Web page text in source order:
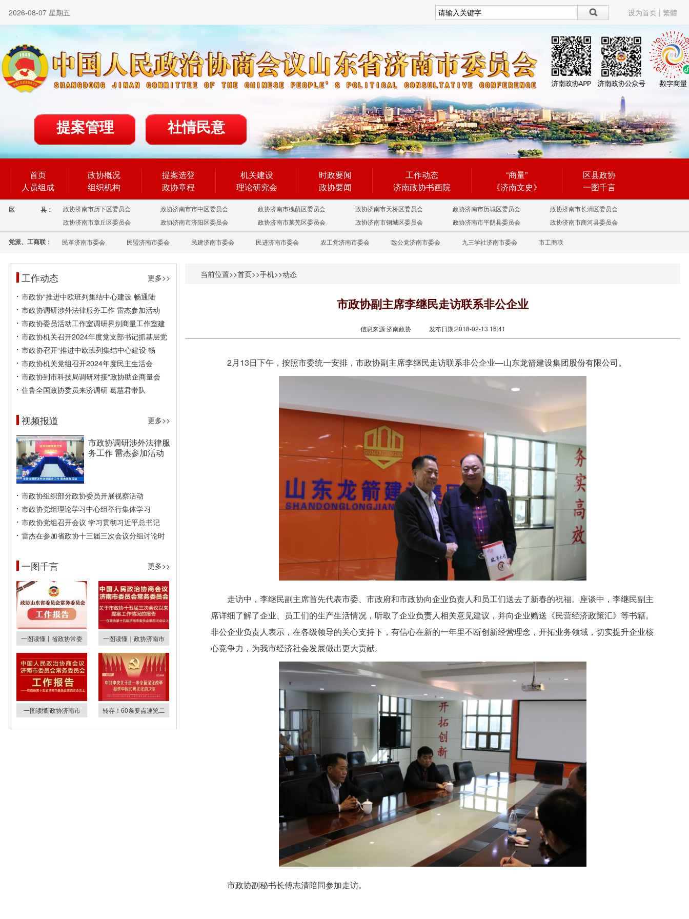
2026-08-07 星期五 设为首页 | 繁體
提案管理 社情民意
首页
人员组成
政协概况
组织机构
提案选登
政协章程
机关建设
理论研究会
时政要闻
政协要闻
工作动态
济南政协书画院
“商量”
《济南文史》
区县政协
一图千言
区 县： 政协济南市历下区委员会 政协济南市市中区委员会 政协济南市槐荫区委员会 政协济南市天桥区委员会 政协济南市历城区委员会
政协济南市长清区委员会
政协济南市章丘区委员会
政协济南市济阳区委员会 政协济南市莱芜区委员会 政协济南市钢城区委员会 政协济南市平阴县委员会 政协济南市商河县委员会
党派、工商联： 民革济南市委会 民盟济南市委会 民建济南市委会 民进济南市委会 农工党济南市委会 致公党济南市委会 九三学社济南市委会 市工商联
工作动态
更多>>
市政协“推进中欧班列集结中心建设 畅通陆
市政协调研涉外法律服务工作 雷杰参加活动
市政协委员活动工作室调研界别商量工作室建
市政协机关召开2024年度党支部书记抓基层党
市政协召开“推进中欧班列集结中心建设 畅
市政协机关党组召开2024年度民主生活会
市政协到市科技局调研对接“政协助企商量会
住鲁全国政协委员来济调研 葛慧君带队
视频报道 更多>>
市政协调研涉外法律服
务工作 雷杰参加活动
市政协组织部分政协委员开展视察活动
市政协党组理论学习中心组举行集体学习
市政协党组召开会议 学习贯彻习近平总书记
雷杰在参加省政协十三届三次会议分组讨论时
一图千言 更多>>
一图读懂丨省政协常委 一图读懂｜政协济南市
一图读懂|政协济南市 转存！60条要点速览二
当前位置>>首页>>手机>>动态
市政协副主席李继民走访联系非公企业
信息来源:济南政协 发布日期:2018-02-13 16:41
2月13日下午，按照市委统一安排，市政协副主席李继民走访联系非公企业—山东龙箭建设集团股份有限公司。
走访中，李继民副主席首先代表市委、市政府和市政协向企业负责人和员工们送去了新春的祝福。座谈中，李继民副主
席详细了解了企业、员工们的生产生活情况，听取了企业负责人相关意见建议，并向企业赠送《民营经济政策汇》等书籍。
非公企业负责人表示，在各级领导的关心支持下，有信心在新的一年里不断创新经营理念，开拓业务领域，切实提升企业核
心竞争力，为我市经济社会发展做出更大贡献。
市政协副秘书长傅志清陪同参加走访。